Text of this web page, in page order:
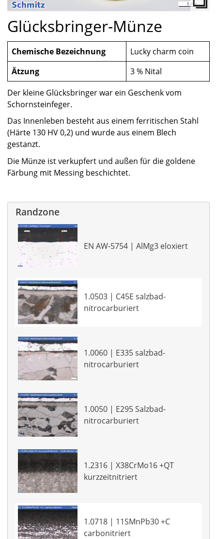
Glücksbringer-Münze
Chemische Bezeichnung
Lucky charm coin
Ätzung
3 % Nital
Der kleine Glücksbringer war ein Geschenk vom
Schornsteinfeger.
Das Innenleben besteht aus einem ferritischen Stahl
(Härte 130 HV 0,2) und wurde aus einem Blech
gestanzt.
Die Münze ist verkupfert und außen für die goldene
Färbung mit Messing beschichtet.
Randzone
EN AW-5754 | AlMg3 eloxiert
1.0503 | C45E salzbad-
nitrocarburiert
1.0060 | E335 salzbad-
nitrocarburiert
1.0050 | E295 Salzbad-
nitrocarburiert
1.2316 | X38CrMo16 +QT
kurzzeitnitriert
1.0718 | 11SMnPb30 +C
carbonitriert